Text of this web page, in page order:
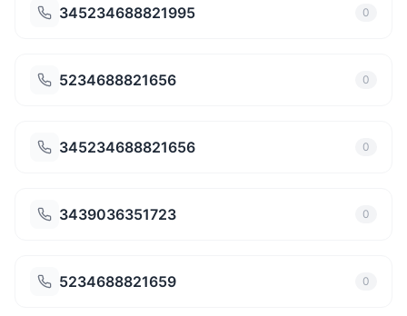
345234688821995 0
5234688821656 0
345234688821656 0
3439036351723 0
5234688821659 0